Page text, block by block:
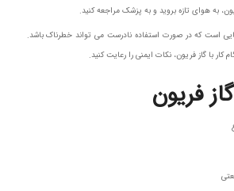
به هوای تازه بروید و به پزشک مراجعه کنید.
است که در صورت استفاده نادرست می تواند خطرناک باشد.
کار با گاز فریون، نکات ایمنی را رعایت کنید.
فریون